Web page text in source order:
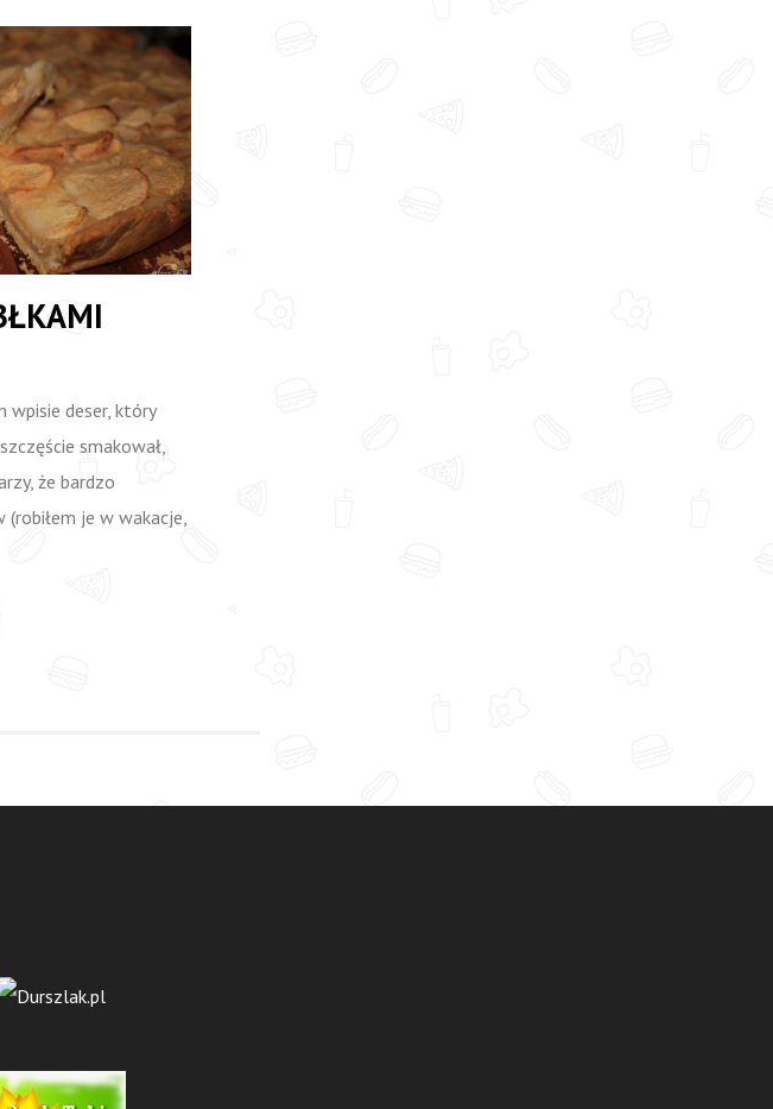
wpisie deser, który
smakował,
że bardzo
je w wakacje,